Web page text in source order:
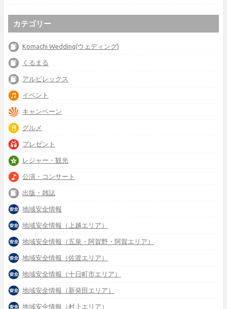
カテゴリー
Komachi Wedding(ウェディング)
くるまる
アルビレックス
イベント
キャンペーン
グルメ
プレゼント
レジャー・観光
公演・コンサート
出版・雑誌
地域安全情報
地域安全情報（上越エリア）
地域安全情報（五泉・阿賀野・阿賀エリア）
地域安全情報（佐渡エリア）
地域安全情報（十日町市エリア）
地域安全情報（新発田エリア）
地域安全情報（村上エリア）